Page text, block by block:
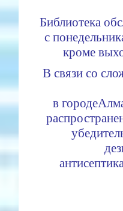
Библиотека
с
кроме
В связи со
в городе